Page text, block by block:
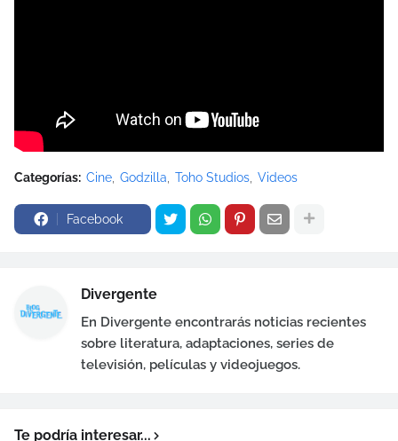
Categorías: Cine Godzilla Toho Studios Videos
Facebook
Divergente
En Divergente encontrarás noticias recientes
sobre literatura, adaptaciones, series de
televisión, películas y videojuegos.
Te podría interesar...